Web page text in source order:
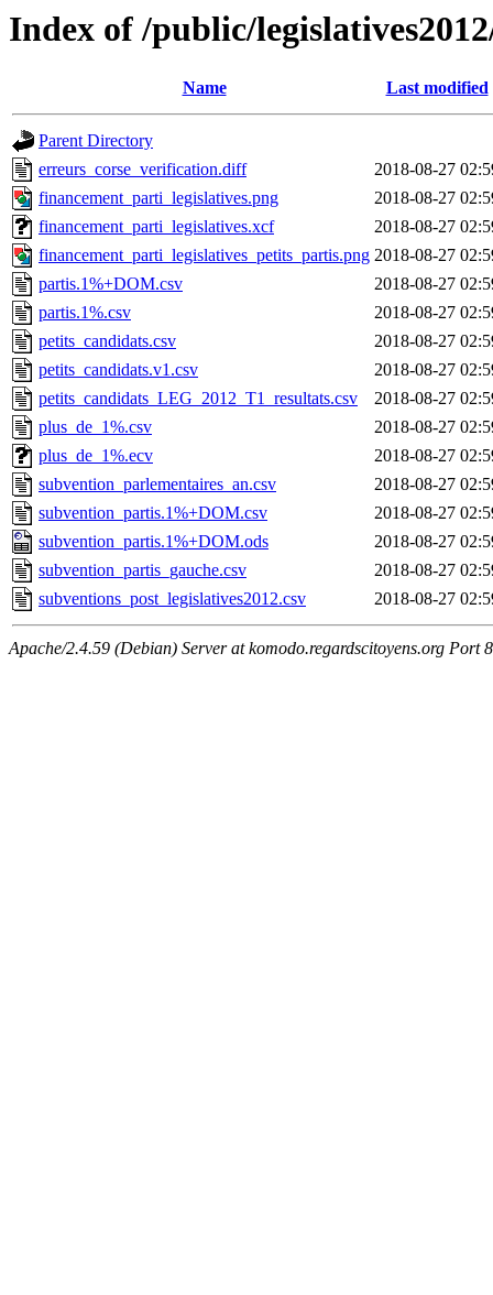
Index of /public/
Name Last modified
Parent Directory
erreurs_corse_verification.diff
2018-08-27
financement_parti_legislatives.png
2018-08-27
financement_parti_legislatives.xcf
2018-08-27
financement_parti_legislatives_petits_partis.png 2018-08-27
partis.1%+DOM.csv
2018-08-27
partis.1%.csv
2018-08-27
petits_candidats.csv
2018-08-27
petits_candidats.v1.csv
2018-08-27
petits_candidats_LEG_2012_T1_resultats.csv
2018-08-27
plus_de_1%.csv
2018-08-27
plus_de_1%.ecv
2018-08-27
subvention_parlementaires_an.csv
2018-08-27
subvention_partis.1%+DOM.csv
2018-08-27
subvention_partis.1%+DOM.ods
2018-08-27
subvention_partis_gauche.csv
2018-08-27
subventions_post_legislatives2012.csv
2018-08-27
Apache/2.4.59 (Debian) Server at komodo.regardscitoyens.org Port